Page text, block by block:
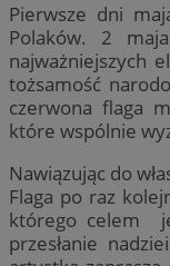
Pierwsze dni
Polaków. 2
najważniejszych
tożsamość
czerwona flaga
które wspólnie
Nawiązując do
Flaga po raz
którego celem
przesłanie